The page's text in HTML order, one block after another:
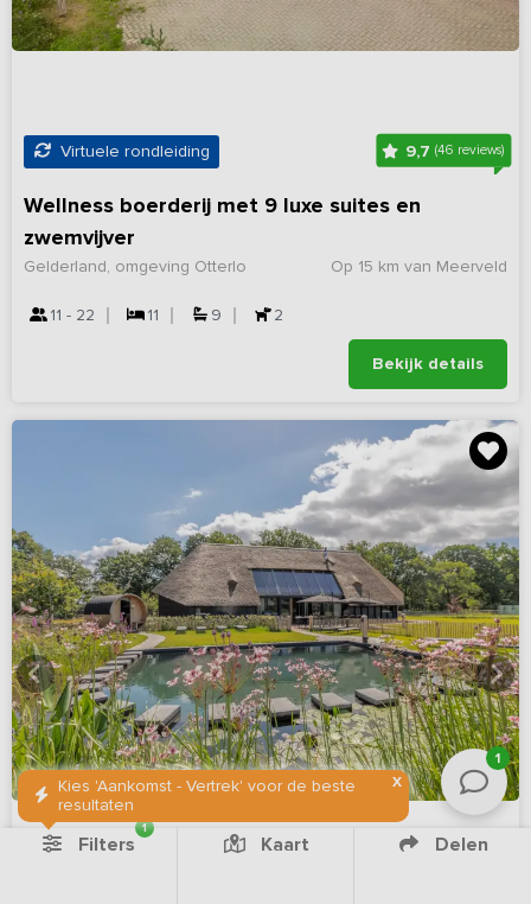
Virtuele rondleiding 9,7(46 reviews)
Wellness boerderij met 9 luxe suites en
zwemvijver
Op 15 km van Meerveld
Gelderland, omgeving Otterlo
11 - 22 11 9 2
Bekijk details
X
Kies 'Aankomst - Vertrek' voor de beste
resultaten
1
Filters
1
Kaart Delen